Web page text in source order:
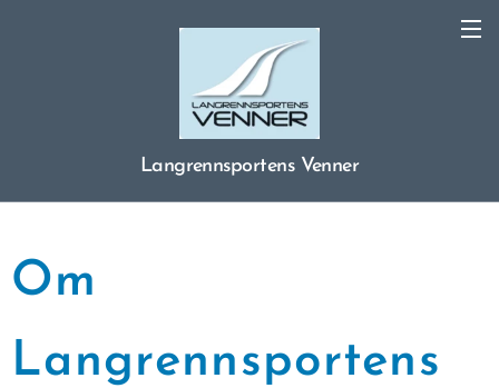
Langrennsportens Venner
Om
Langrennsportens